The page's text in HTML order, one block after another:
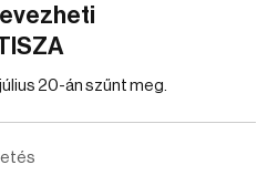
20-án szűnt meg.